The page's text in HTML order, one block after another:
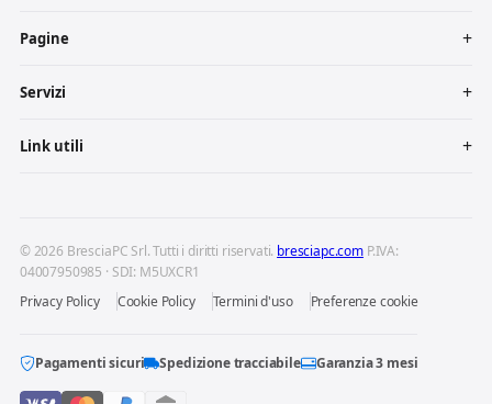
Pagine
Servizi
Link utili
© 2026 BresciaPC Srl. Tutti i diritti riservati. bresciapc.com P.IVA:
04007950985 · SDI: M5UXCR1
Privacy Policy
Cookie Policy Termini d'uso Preferenze cookie
Pagamenti sicuri Spedizione tracciabile Garanzia 3 mesi